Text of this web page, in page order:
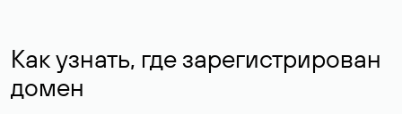
Как узнать, где зарегистрирован
домен